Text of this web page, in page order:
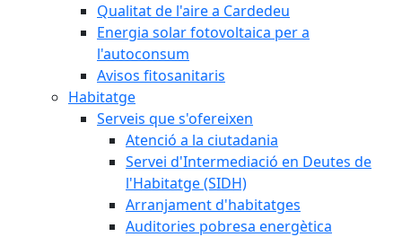
Qualitat de l'aire a Cardedeu
Energia solar fotovoltaica per a
l'autoconsum
Avisos fitosanitaris
Habitatge
Serveis que s'ofereixen
Atenció a la ciutadania
Servei d'Intermediació en Deutes de
l'Habitatge (SIDH)
Arranjament d'habitatges
Auditories pobresa energètica